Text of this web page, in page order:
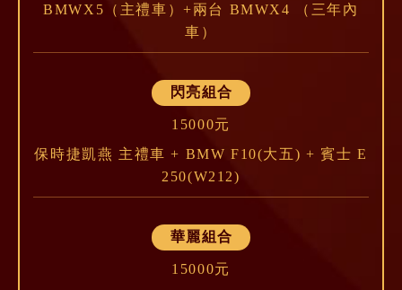
BMWX5（主禮車）+兩台 BMWX4 （三年內
車）
閃亮組合
15000元
保時捷凱燕 主禮車 + BMW F10(大五) + 賓士 E
250(W212)
華麗組合
15000元